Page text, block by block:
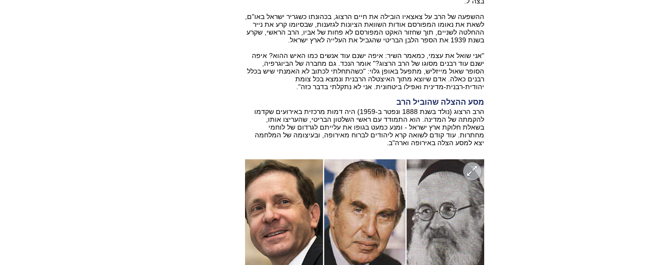
ההשפעה של הרב על צאצאיו הובילה את חיים הרצוג, בכהונתו כשגריר ישראל באו"ם,
לשאת את נאומו המפורסם אודות השוואת הציונות לגזענות, שבסיומו קרע את נייר
ההחלטה לשניים, תוך שחזור האקט המפורסם לא פחות של אביו, הרב הראשי, שקרע
בשנת 1939 את הספר הלבן הבריטי שהגביל את העלייה לארץ ישראל.
"אני שואל את עצמי, כמאמר השיר: איפה ישנם עוד אנשים כמו האיש ההוא? איפה
ישנם עוד רבנים מסוגו של הרב הרצוג?" אומר הנכד. גם מחברה של הביוגרפיה,
הסופר שאול מייזליש, מתפעל באופן גלוי: "כשהתחלתי לכתוב לא האמנתי שיש בכלל
רבנים כאלה. אדם שיוצא מתוך האיצטלה הרבנית ונמצא בכל צומת
יהודית-רבנית-מדינית ואפילו ביטחונית. אני לא נתקלתי בדבר כזה".
מסע ההצלה שהוביל הרב
הרב הרצוג (נולד בשנת 1888 ונפטר ב-1959) היה דמות מרכזית באירועים שקדמו
להקמתה של המדינה. הוא התמודד עם ראשי השלטון הבריטי, שהעריצו אותו,
בשאלת חלוקת ארץ ישראל - ומנע כמעט בגופו את עלייתם לגרדום של לוחמי
מחתרות. עוד קודם לשואה קרא ליהודים לברוח מאירופה, ובעיצומה של המלחמה
יצא למסע הצלה באירופה וארה"ב.